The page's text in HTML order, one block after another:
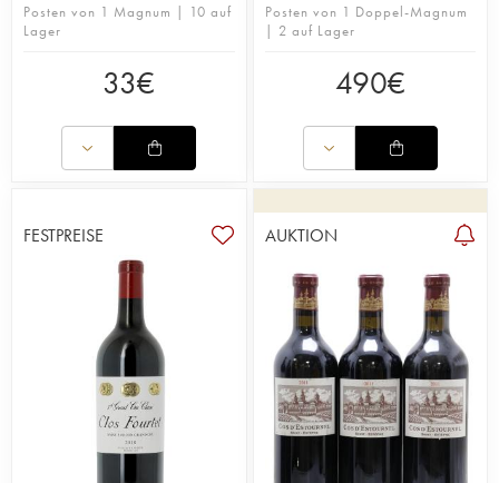
Posten von 1 Magnum | 10 auf
Lager
33€
Posten von 1 Doppel-Magnum
| 2 auf Lager
490€
FESTPREISE AUKTION